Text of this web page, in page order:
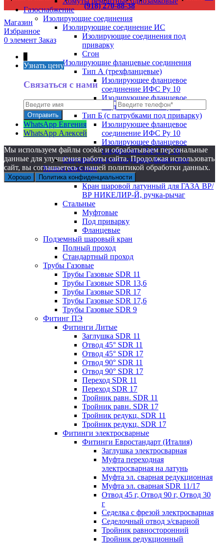
Газоснабжение
Изолирующие соединения
Изолирующие соединение ИС
Изолирующие соединения под
приварку
Сгон
Изолирующие фланцевые соединения
Тип А (трехфланцевые)
Изолирующее фланцевое
соединение ИФС Ру 10
Изолирующее фланцевое
соединение ИФС Ру 16
Тип Б (с патрубками под приварку)
Изолирующее фланцевое
соединение ИФС Ру 10
Изолирующее фланцевое
соединение ИФС Ру 16
Соединение изолирующее фланцевое
Краны шаровые
Латунные
Кран шаровой латунный для ГАЗА ВР/
ВР НИКЕЛИР-Й, ручка-рычаг
Стальные
Муфтовые
Под приварку
Фланцевые
Подземный шаровый кран
Полный проход
Стандартный проход
Трубы Газовые
Трубы Газовые SDR 11
Трубы Газовые SDR 13,6
Трубы Газовые SDR 17
Трубы Газовые SDR 17,6
Трубы Газовые SDR 9
Фитинг ПЭ
Фитинги Литые
Заглушка SDR 11
Отвод 45° SDR 11
Отвод 45° SDR 17
Отвод 90° SDR 11
Отвод 90° SDR 17
Переход SDR 11
Переход SDR 17
Тройник равн. SDR 11
Тройник равн. SDR 17
Тройник редукц. SDR 11
Тройник редукц. SDR 17
Фитинги электросварные
Фитинги Евростандарт (Италия)
Заглушка электросварная
Муфта переходная
электросварная на латунь
Муфта эл. cварная редукционная
Муфта эл. сварная SDR 11/17
Отвод 45 г, Отвод 90 г, Отвод 30
г
Седелка с фрезой электросварная
Седелочный отвод э/сварной
Тройник равносторонний
Тройник редукционный
(918) 270-88-38
Магазин
Избранное
0 элемент Заказ
Узнать цену
Связаться с нами
WhatsApp Евгения
WhatsApp Алексей
Мы используем файлы cookie и обрабатываем персональные
данные для улучшения работы сайта. Продолжая использовать
сайт, вы соглашаетесь с нашей политикой обработки данных.
Хорошо Политика конфиденциальности